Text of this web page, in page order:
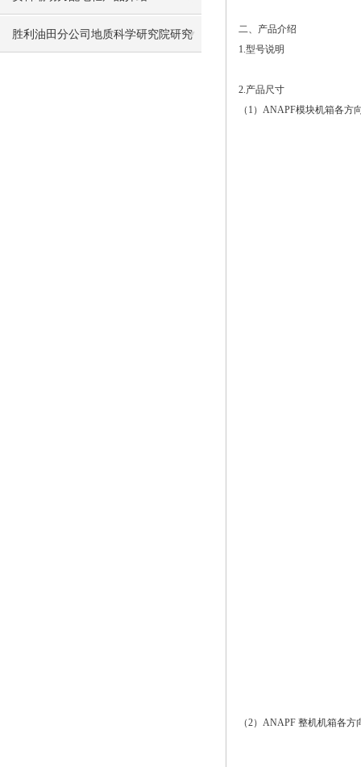
胜利油田分公司地质科学研究院研究
二、产品介绍
1.型号说明
2.产品尺寸
（1）ANAPF模块机箱各方
（2）ANAPF 整机机箱各方